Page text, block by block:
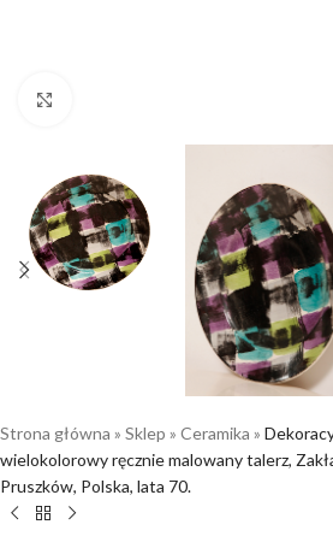
Strona główna » Sklep » Ceramika »
wielokolorowy ręcznie malowany talerz,
Pruszków, Polska, lata 70.